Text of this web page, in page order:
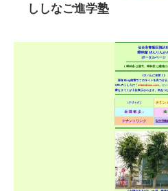
ししなご進学塾